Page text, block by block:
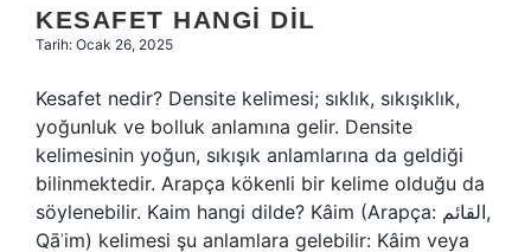
KESAFET HANGI DIL
Tarih: Ocak 26, 2025
Kesafet nedir? Densite kelimesi; sıklık, sıkışıklık,
yoğunluk ve bolluk anlamına gelir. Densite
kelimesinin yoğun, sıkışık anlamlarına da geldiği
bilinmektedir. Arapça kökenli bir kelime olduğu da
söylenebilir. Kaim hangi dilde? Kâim (Arapça: القائم,
Qāʾim) kelimesi şu anlamlara gelebilir: Kâim veya